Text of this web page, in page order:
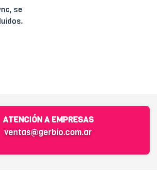
se
ATENCIÓN A EMPRESAS
ventas@gerbio.com.ar